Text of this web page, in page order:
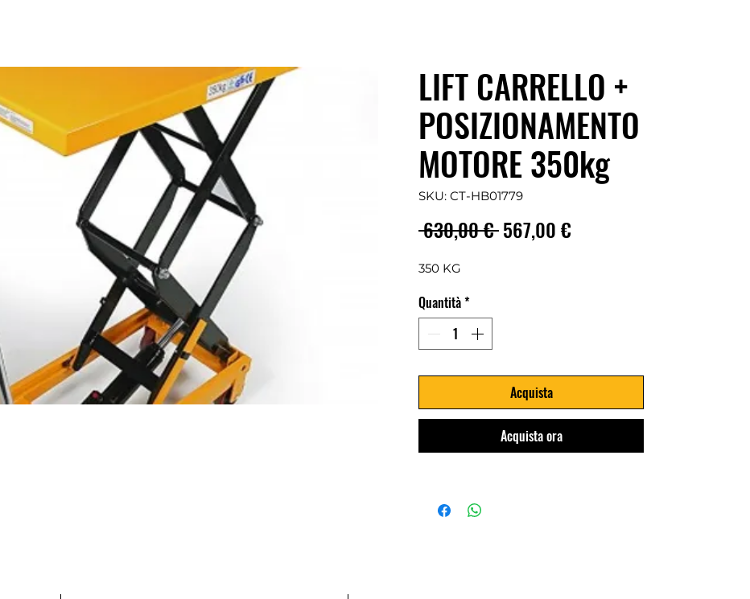
LIFT CARRELLO +
POSIZIONAMENTO
MOTORE 350kg
SKU: CT-HB01779
630,00 € Prezzo
567,00 €
350 KG
Quantità*
Acquista
Acquista ora